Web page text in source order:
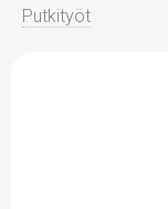
Putkityöt